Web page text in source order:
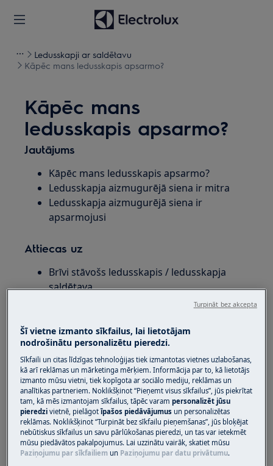
Ledusskapji ar saldētavu
Kāpēc mans ledusskapis apsarmo?
Kāpēc mans
ledusskapis apsarmo?
Jautājums
Kāpēc mans ledusskapis apsarmo?
Ledusskapja aizmugurējā siena ir mitra
Ledusskapja aizmugurējā siena ir
apsarmojusi
Attiecas uz
Brīvi stāvošs ledusskapis / ledusskapja
saldētava
Iebūvēts ledusskapis / ledusskapja
Risinājums
Mitrā siena ir daļa no normālas darbības. Gaisa
mitruma pakāpe un svaigas pārtikas daudzums
un temperatūra var ietekmēt kondensāta
veidošanos ledusskapja iekšpusē. Dzesēšanas
laikā mitrums/mitrums sāk kondensēties uz
aizmugurējās sienas, jo šī ir viena no
aukstākajām vietām ledusskapī. Šos pilienus var
Šī vietne izmanto sīkfailus, lai lietotājam
nodrošinātu personalizētu pieredzi.
Sīkfaili un citas līdzīgas tehnoloģijas tiek izmantotas vietnes uzlabošanas,
kā arī reklāmas un mārketinga mērķiem. Informācija par to, kā lietotājs
izmanto mūsu vietni, tiek kopīgota ar sociālo mediju, reklāmas un
analītikas partneriem. Noklikšķinot “Pieņemt visus sīkfailus”, jūs piekrītat
tam, kā mēs izmantojam sīkfailus, tāpēc varampersonalizēt jūsu
pieredzivietnē, pielāgotīpašos piedāvājumus un personalizētas
reklāmas. Noklikšķinot “Turpināt bez sīkfailu pieņemšanas”, jūs bloķējat
nebūtiskus sīkfailus un savu pārlūkošanas pieredzi, un tas var ietekmēt
mūsu piedāvātos pakalpojumus. Lai uzzinātu vairāk, skatiet mūsu
Paziņojumu par sīkfailiem un Paziņojumu par datu privātumu.
Turpināt bez akcepta